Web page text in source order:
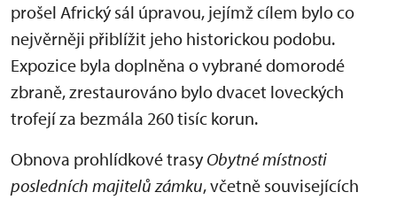
prošel Africký sál úpravou, jejímž cílem bylo co
nejvěrněji přiblížit jeho historickou podobu.
Expozice byla doplněna o vybrané domorodé
zbraně, zrestaurováno bylo dvacet loveckých
trofejí za bezmála 260 tisíc korun.
Obnova prohlídkové trasy Obytné místnosti
posledních majitelů zámku, včetně souvisejících